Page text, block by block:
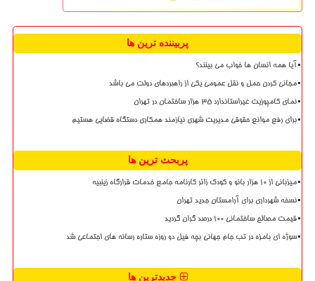
پربیننده ترین ها
آیا همه انسان ها خواب می بینند؟
مجانی کردن حمل و نقل عمومی یکی از راهبردهای دولت می باشد
نمای کامپوزیت غیراستاندارد ۳۵ هزار ساختمان در تهران
برای رفع موانع حقوقی مدیریت شهری نیازمند همکاری دستگاه قضایی هستیم
پربحث ترین ها
میزبانی از ۱۰ هزار بانو و کودک زائر کارنامه جامع خدمات قرارگاه زینبیه
نسخه شهرداری برای آرامستان جدید تهران
قیمت مصالح ساختمانی ۱۰۰ درصد گران گردید
سوژه ای بامزه در تب جام جهانی بچه فیل دو روزه ستاره رسانه های اجتماعی شد
جدیدترین ها